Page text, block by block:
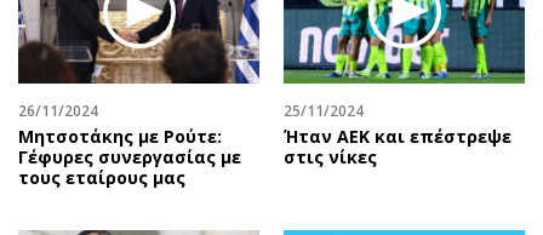
26/11/2024
Μητσοτάκης με Ρούτε:
Γέφυρες συνεργασίας με
τους εταίρους μας
25/11/2024
Ήταν ΑΕΚ και επέστρεψε
στις νίκες